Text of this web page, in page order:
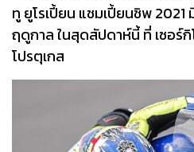
ทู ยูโรเปี้ยน แชมเปี้ยนชิพ 2021
ฤดูกาล ในสุดสัปดาห์นี้ ที่ เซอร์กิ
โปรตุเกส